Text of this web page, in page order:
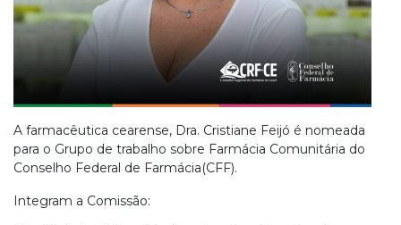
A farmacêutica cearense, Dra. Cristiane Feijó é nomeada
para o Grupo de trabalho sobre Farmácia Comunitária do
Conselho Federal de Farmácia(CFF).
Integram a Comissão: